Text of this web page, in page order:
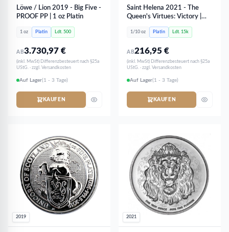
Löwe / Lion 2019 - Big Five -
PROOF PP | 1 oz Platin
1 oz Platin Ldt. 500
AB3.730,97€
(inkl. MwSt) Differenzbesteuert nach §25a
UStG. · zzgl. Versandkosten
Auf Lager(1 - 3 Tage)
KAUFEN
Saint Helena 2021 - The
Queen's Virtues: Victory |
1/10 oz Platin
1/10 oz Platin Ldt. 15k
AB216,95€
(inkl. MwSt) Differenzbesteuert nach §25a
UStG. · zzgl. Versandkosten
Auf Lager(1 - 3 Tage)
KAUFEN
2019 2021